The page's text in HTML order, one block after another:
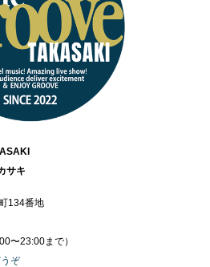
サキ
134番地
〜23:00まで）
ぞ